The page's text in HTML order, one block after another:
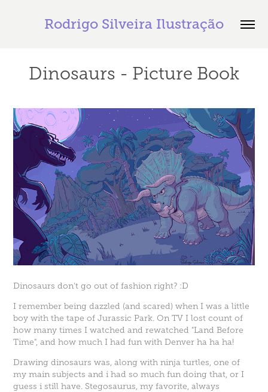
Rodrigo Silveira Ilustração
Dinosaurs - Picture Book
Dinosaurs don't go out of fashion right? :D
I remember being dazzled (and scared) when I was a little
boy with the tape of Jurassic Park. On TV I lost count of
how many times I watched and rewatched "Land Before
Time", and how much I had fun with Denver ha ha ha!
Drawing dinosaurs was, along with ninja turtles, one of
my main subjects and i had so much fun doing that, or I
guess i still have. Stegosaurus, my favorite, always